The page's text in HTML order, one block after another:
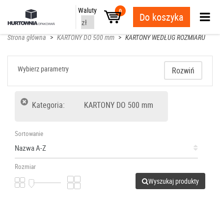
Waluty 0 Do koszyka
Strona główna > KARTONY DO 500 mm > KARTONY WEDŁUG ROZMIARU
Wybierz parametry Rozwiń
Kategoria: KARTONY DO 500 mm
Wyszukaj produkty
Sortowanie
Rozmiar